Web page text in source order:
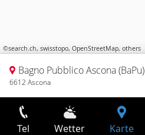
©search.ch, swisstopo, OpenStreetMap, others
Bagno Pubblico Ascona (BaPu)
6612 Ascona
Tel Wetter Karte